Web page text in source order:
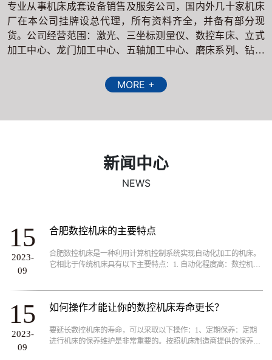
专业从事机床成套设备销售及服务公司，国内外几十家机床
厂在本公司挂牌设总代理，所有资料齐全，并备有部分现
货。公司经营范围：激光、三坐标测量仪、数控车床、立式
加工中心、龙门加工中心、五轴加工中心、磨床系列、钻床
火花机等设备及各种非标机床；顾客至上的服务理念才是企
业胜出的关键。“重视客户需求、销售高品质产品”一向是升
加工制造、模具制造、航空航天、铁道机车、工程机械、轻
MORE +
新闻中心
NEWS
15
2023-
09
合肥数控机床的主要特点
合肥数控机床是一种利用计算机控制系统实现自动化加工的机床。
它相比于传统机床具有以下主要特点：1. 自动化程度高：数控机床
15
2023-
09
如何操作才能让你的数控机床寿命更长？
要延长数控机床的寿命，可以采取以下操作：1、定期保养：定期
进行机床的保养维护是非常重要的。按照机床制造商提供的保养手